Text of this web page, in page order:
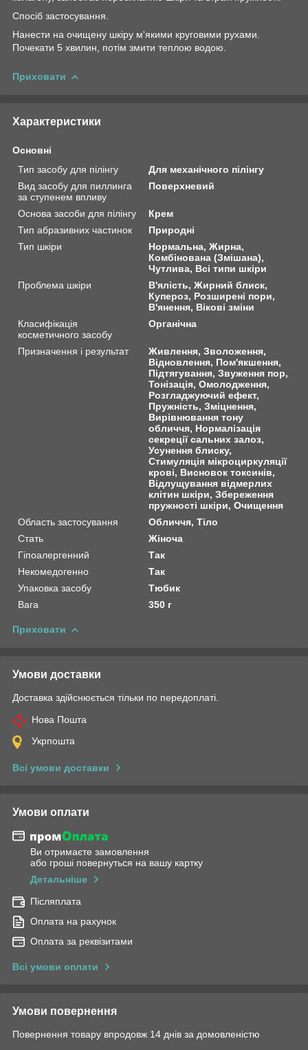
Спосіб застосування.
Нанести на очищену шкіру м'якими круговими рухами.
Почекати 5 хвилин, потім змити теплою водою.
Приховати
Характеристики
Основні
Тип засобу для пілінгу
Для механічного пілінгу
Вид засобу для пиллинга
за ступенем впливу
Поверхневий
Основа засоби для пілінгу
Крем
Тип абразивних частинок
Природні
Тип шкіри
Нормальна, Жирна,
Комбінована (Змішана),
Чутлива, Всі типи шкіри
Проблема шкіри
В'ялість, Жирний блиск,
Купероз, Розширені пори,
В'янення, Вікові зміни
Класифікація
косметичного засобу
Органічна
Призначення і результат
Живлення, Зволоження,
Відновлення, Пом'якшення,
Підтягування, Звуження пор,
Тонізація, Омолодження,
Розгладжуючий ефект,
Пружність, Зміцнення,
Вирівнювання тону
обличчя, Нормалізація
секреції сальних залоз,
Усунення блиску,
Стимуляція мікроциркуляції
крові, Висновок токсинів,
Відлущування відмерлих
клітин шкіри, Збереження
пружності шкіри, Очищення
Область застосування
Обличчя, Тіло
Стать
Жіноча
Гіпоалергенний
Так
Некомедогенно
Так
Упаковка засобу
Тюбик
Вага
350 г
Приховати
Умови доставки
Доставка здійснюється тільки по передоплаті.
Нова Пошта
Укрпошта
Всі умови доставки
Умови оплати
Ви отримаєте замовлення
або гроші повернуться на вашу картку
Детальніше
Післяплата
Оплата на рахунок
Оплата за реквізитами
Всі умови оплати
Умови повернення
Повернення товару впродовж 14 днів за домовленістю